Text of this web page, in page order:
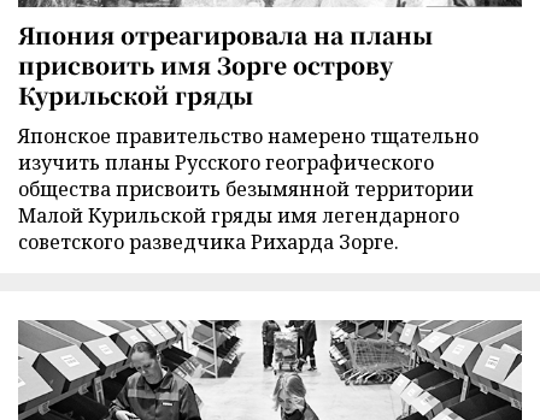
Япония отреагировала на планы
присвоить имя Зорге острову
Курильской гряды
Японское правительство намерено тщательно
изучить планы Русского географического
общества присвоить безымянной территории
Малой Курильской гряды имя легендарного
советского разведчика Рихарда Зорге.